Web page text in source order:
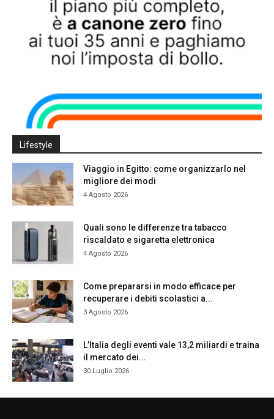
Lifestyle
Viaggio in Egitto: come organizzarlo nel
migliore dei modi
4 Agosto 2026
Quali sono le differenze tra tabacco
riscaldato e sigaretta elettronica
4 Agosto 2026
Come prepararsi in modo efficace per
recuperare i debiti scolastici a...
3 Agosto 2026
L’Italia degli eventi vale 13,2 miliardi e traina
il mercato dei...
30 Luglio 2026